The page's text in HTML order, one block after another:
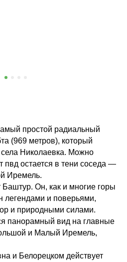
простой радиальный
(969 метров), который
села Николаевка. Можно
пвд остается в тени соседа —
Иремель.
Баштур. Он, как и многие горы
легендами и поверьями,
и природными силами.
панорамный вид на главные
и Малый Иремель,
и Белорецком действует